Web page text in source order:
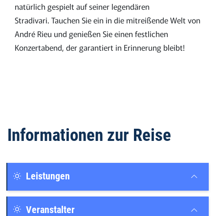
natürlich gespielt auf seiner legendären
Stradivari. Tauchen Sie ein in die mitreißende Welt von
André Rieu und genießen Sie einen festlichen
Konzertabend, der garantiert in Erinnerung bleibt!
Informationen zur Reise
Leistungen
Veranstalter